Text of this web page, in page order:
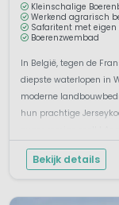
Kleinschalige
Werkend agrarisch
Safaritent met eigen
Boerenzwembad
In België, tegen de
diepste waterlopen in
moderne
hun prachtige
Bekijk details